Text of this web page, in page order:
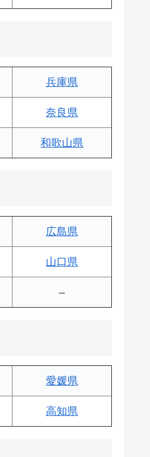
兵庫県
奈良県
和歌山県
広島県
山口県
–
愛媛県
高知県